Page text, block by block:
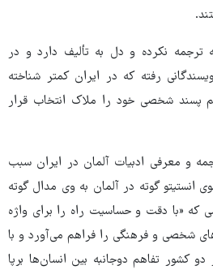
نکرده و دل به تألیف دارد و در
رفته که در ایران کمتر شناخته
پسند شخصی خود را ملاک انتخاب قرار
و معرفی ادبیات آلمان در ایران سبب
۲۰۱۳ (۱۳۹۲) از سوی انستیتو گوته در آلمان به وی مدال گوته
که «با دقت و حساسیت راه را برای واژه
شخصی و فرهنگی را فراهم می‌آورد و با
کشور تفاهم دوجانبه بین انسان‌ها برپا